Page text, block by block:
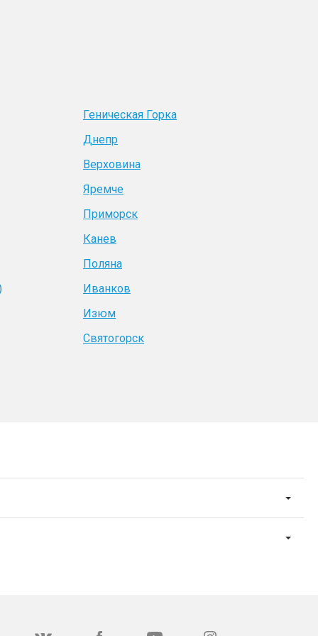
Геническая Горка
Днепр
Верховина
Яремче
Приморск
Канев
Поляна
Иванков
Изюм
Святогорск